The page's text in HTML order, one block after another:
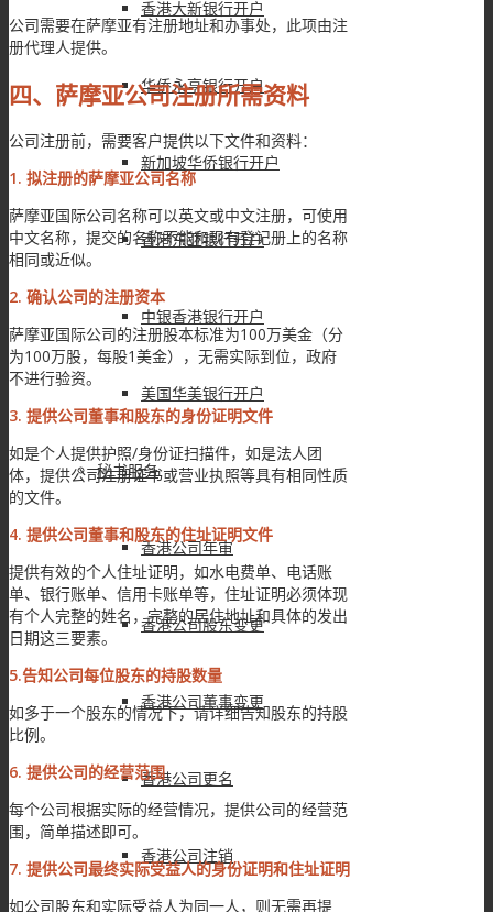
香港大新银行开户
华侨永亨银行开户
新加坡华侨银行开户
香港东亚银行开户
中银香港银行开户
美国华美银行开户
秘书服务
香港公司年审
香港公司股东变更
香港公司董事变更
香港公司更名
香港公司注销
公司需要在萨摩亚有注册地址和办事处，此项由注
册代理人提供。
四、萨摩亚公司注册所需资料
公司注册前，需要客户提供以下文件和资料：
1. 拟注册的萨摩亚公司名称
萨摩亚国际公司名称可以英文或中文注册，可使用
中文名称，提交的名称不能和现有登记册上的名称
相同或近似。
2. 确认公司的注册资本
萨摩亚国际公司的注册股本标准为100万美金（分
为100万股，每股1美金），无需实际到位，政府
不进行验资。
3. 提供公司董事和股东的身份证明文件
如是个人提供护照/身份证扫描件，如是法人团
体，提供公司注册证书或营业执照等具有相同性质
的文件。
4. 提供公司董事和股东的住址证明文件
提供有效的个人住址证明，如水电费单、电话账
单、银行账单、信用卡账单等，住址证明必须体现
有个人完整的姓名，完整的居住地址和具体的发出
日期这三要素。
5.告知公司每位股东的持股数量
如多于一个股东的情况下，请详细告知股东的持股
比例。
6. 提供公司的经营范围
每个公司根据实际的经营情况，提供公司的经营范
围，简单描述即可。
7. 提供公司最终实际受益人的身份证明和住址证明
如公司股东和实际受益人为同一人，则无需再提